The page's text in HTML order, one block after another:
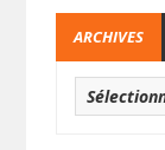
ARCHIVES